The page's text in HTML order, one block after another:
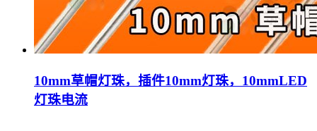
10mm草帽灯珠，插件10mm灯珠，10mmLED
灯珠电流